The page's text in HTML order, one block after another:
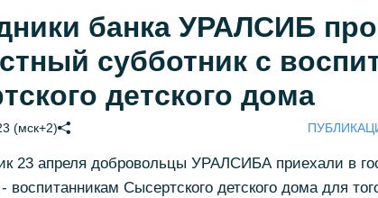
банка УРАЛСИБ
субботник с
детского дома
(мск+2)
23 апреля добровольцы УРАЛСИБА приехали в
Сысертского детского дома для